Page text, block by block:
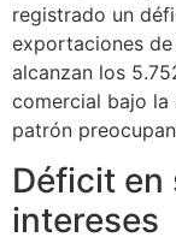
registrado un
exportaciones
alcanzan los
comercial bajo la
patrón
Déficit en
intereses